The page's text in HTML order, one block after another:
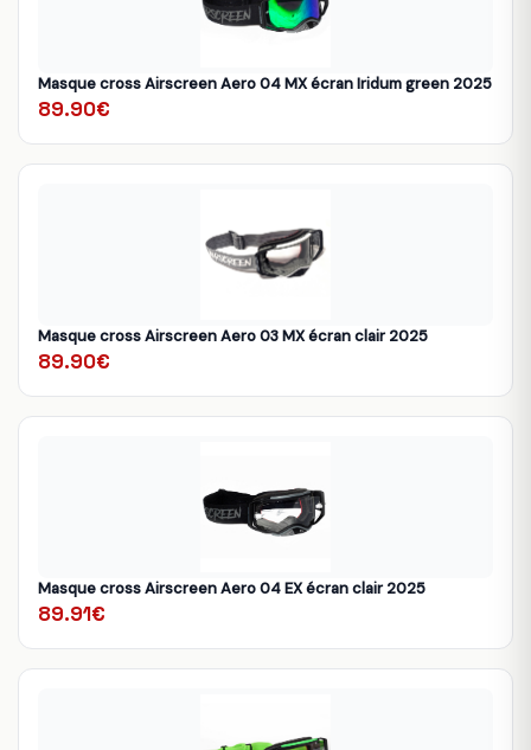
Masque cross Airscreen Aero 04 MX écran Iridum green 2025
89.90€
Masque cross Airscreen Aero 03 MX écran clair 2025
89.90€
Masque cross Airscreen Aero 04 EX écran clair 2025
89.91€